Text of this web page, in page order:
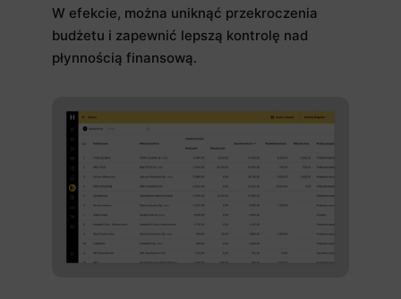
W efekcie, można uniknąć przekroczenia
budżetu i zapewnić lepszą kontrolę nad
płynnością finansową.